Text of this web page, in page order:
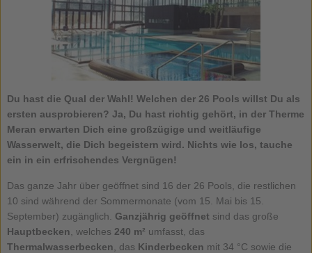
Du hast die Qual der Wahl! Welchen der 26 Pools willst Du als
ersten ausprobieren? Ja, Du hast richtig gehört, in der Therme
Meran erwarten Dich eine großzügige und weitläufige
Wasserwelt, die Dich begeistern wird. Nichts wie los, tauche
ein in ein erfrischendes Vergnügen!
Das ganze Jahr über geöffnet sind 16 der 26 Pools, die restlichen
10 sind während der Sommermonate (vom 15. Mai bis 15.
September) zugänglich. Ganzjährig geöffnet sind das große
Hauptbecken , welches 240 m² umfasst, das
Thermalwasserbecken , das Kinderbecken mit 34 °C sowie die